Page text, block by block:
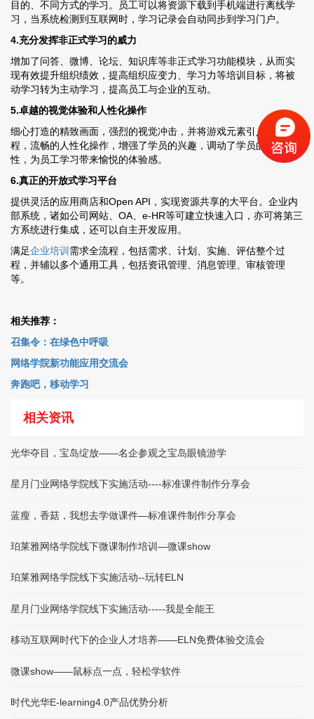
目的、不同方式的学习。员工可以将资源下载到手机端进行离线学
习，当系统检测到互联网时，学习记录会自动同步到学习门户。
4.充分发挥非正式学习的威力
增加了问答、微博、论坛、知识库等非正式学习功能模块，从而实
现有效提升组织绩效，提高组织应变力、学习力等培训目标，将被
动学习转为主动学习，提高员工与企业的互动。
5.卓越的视觉体验和人性化操作
细心打造的精致画面，强烈的视觉冲击，并将游戏元素引入学习过
程，流畅的人性化操作，增强了学员的兴趣，调动了学员的积极
性，为员工学习带来愉悦的体验感。
6.真正的开放式学习平台
提供灵活的应用商店和Open API，实现资源共享的大平台。企业内
部系统，诸如公司网站、OA、e-HR等可建立快速入口，亦可将第三
方系统进行集成，还可以自主开发应用。
满足企业培训 需求全流程，包括需求、计划、实施、评估整个过
程，并辅以多个通用工具，包括资讯管理、消息管理、审核管理
等。
相关推荐：
召集令：在绿色中呼吸
网络学院新功能应用交流会
奔跑吧，移动学习
相关资讯
光华夺目，宝岛绽放——名企参观之宝岛眼镜游学
星月门业网络学院线下实施活动----标准课件制作分享会
蓝瘦，香菇，我想去学做课件—标准课件制作分享会
珀莱雅网络学院线下微课制作培训—微课show
珀莱雅网络学院线下实施活动--玩转ELN
星月门业网络学院线下实施活动-----我是全能王
移动互联网时代下的企业人才培养——ELN免费体验交流会
微课show——鼠标点一点，轻松学软件
时代光华E-learning4.0产品优势分析